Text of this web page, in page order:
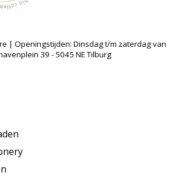
| Openingstijden: Dinsdag t/m zaterdag van
39 - 5045 NE Tilburg